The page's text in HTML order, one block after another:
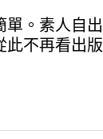
單。素人自出
此不再看出版